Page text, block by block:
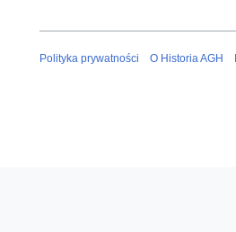
Polityka prywatności O Historia AGH